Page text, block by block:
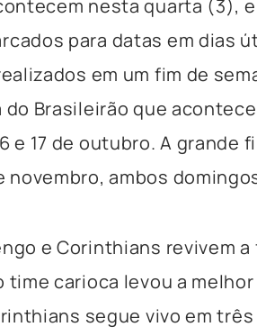
nesta quarta (3),
para datas em dias
em um fim de
do Brasileirão que
e 17 de outubro. A grande
novembro, ambos
e Corinthians revivem
time carioca levou a
segue vivo em